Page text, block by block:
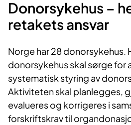
Donorsykehus​ –
retakets ansvar
Norge har 28 donorsykehus.
donorsykehus skal sørge for
systematisk styring av
Aktiviteten skal planlegges,
evalueres og korrigeres i
forskriftskrav til